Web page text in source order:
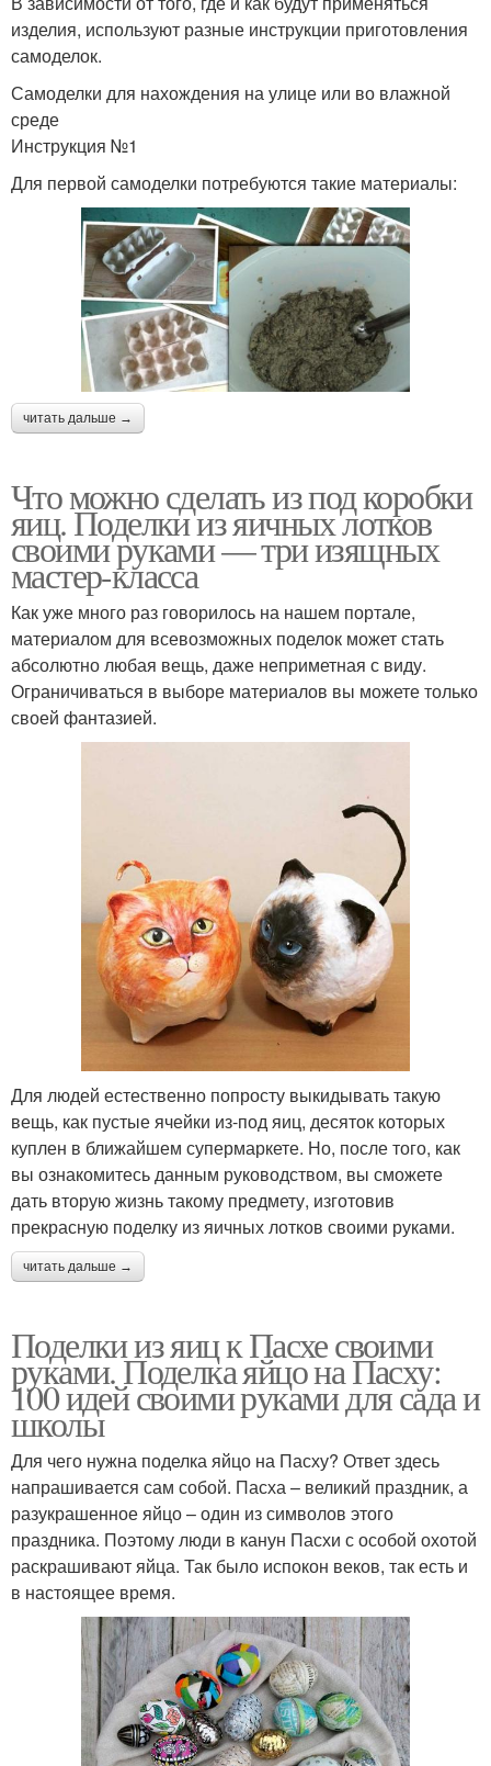
изделия, используют разные инструкции приготовления
самоделок.
Самоделки для нахождения на улице или во влажной
среде
Инструкция №1
Для первой самоделки потребуются такие материалы:
читать дальше →
Что можно сделать из под коробки
яиц. Поделки из яичных лотков
своими руками — три изящных
мастер-класса
Как уже много раз говорилось на нашем портале,
материалом для всевозможных поделок может стать
абсолютно любая вещь, даже неприметная с виду.
Ограничиваться в выборе материалов вы можете только
своей фантазией.
Для людей естественно попросту выкидывать такую
вещь, как пустые ячейки из-под яиц, десяток которых
куплен в ближайшем супермаркете. Но, после того, как
вы ознакомитесь данным руководством, вы сможете
дать вторую жизнь такому предмету, изготовив
прекрасную поделку из яичных лотков своими руками.
читать дальше →
Поделки из яиц к Пасхе своими
руками. Поделка яйцо на Пасху:
100 идей своими руками для сада и
школы
Для чего нужна поделка яйцо на Пасху? Ответ здесь
напрашивается сам собой. Пасха – великий праздник, а
разукрашенное яйцо – один из символов этого
праздника. Поэтому люди в канун Пасхи с особой охотой
раскрашивают яйца. Так было испокон веков, так есть и
в настоящее время.